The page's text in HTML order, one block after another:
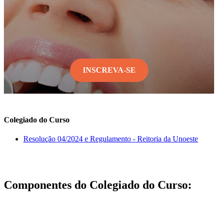
INSCREVA-SE
Colegiado do Curso
Resolução 04/2024 e Regulamento - Reitoria da Unoeste
Componentes do Colegiado do Curso: